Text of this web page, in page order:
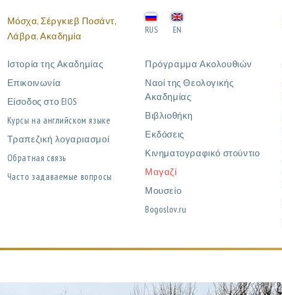
Μόσχα, Σέργκιεβ Ποσάντ,
Λάβρα, Ακαδημία
RUS EN
Ιστορία της Ακαδημίας
Επικοινωνία
Είσοδος στο EIOS
Курсы на английском языке
Τραπεζική λογαριασμοί
Обратная связь
Часто задаваемые вопросы
Πρόγραμμα Ακολουθιών
Ναοί της Θεολογικής
Ακαδημίας
Βιβλιοθήκη
Εκδόσεις
Κινηματογραφικό στούντιο
Μαγαζί
Μουσείο
Bogoslov.ru